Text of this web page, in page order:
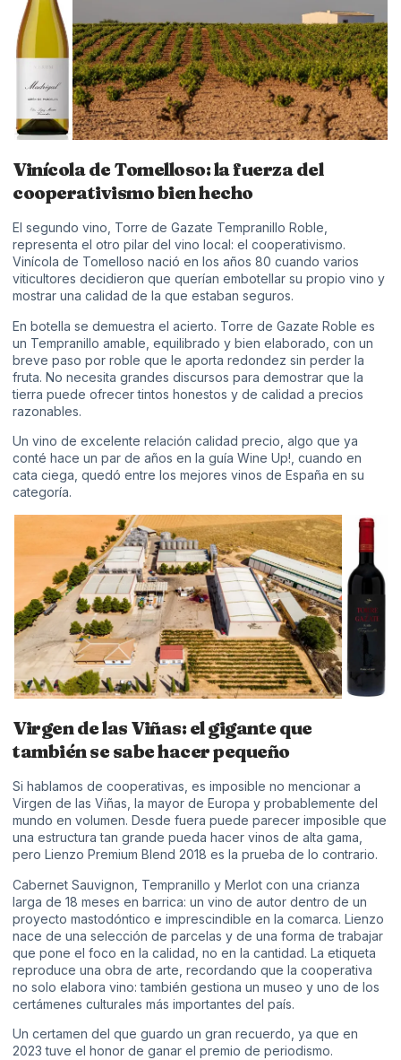
Vinícola de Tomelloso: la fuerza del
cooperativismo bien hecho
El segundo vino, Torre de Gazate Tempranillo Roble,
representa el otro pilar del vino local: el cooperativismo.
Vinícola de Tomelloso nació en los años 80 cuando varios
viticultores decidieron que querían embotellar su propio vino y
mostrar una calidad de la que estaban seguros.
En botella se demuestra el acierto. Torre de Gazate Roble es
un Tempranillo amable, equilibrado y bien elaborado, con un
breve paso por roble que le aporta redondez sin perder la
fruta. No necesita grandes discursos para demostrar que la
tierra puede ofrecer tintos honestos y de calidad a precios
razonables.
Un vino de excelente relación calidad precio, algo que ya
conté hace un par de años en la guía Wine Up!, cuando en
cata ciega, quedó entre los mejores vinos de España en su
categoría.
Virgen de las Viñas: el gigante que
también se sabe hacer pequeño
Si hablamos de cooperativas, es imposible no mencionar a
Virgen de las Viñas, la mayor de Europa y probablemente del
mundo en volumen. Desde fuera puede parecer imposible que
una estructura tan grande pueda hacer vinos de alta gama,
pero Lienzo Premium Blend 2018 es la prueba de lo contrario.
Cabernet Sauvignon, Tempranillo y Merlot con una crianza
larga de 18 meses en barrica: un vino de autor dentro de un
proyecto mastodóntico e imprescindible en la comarca. Lienzo
nace de una selección de parcelas y de una forma de trabajar
que pone el foco en la calidad, no en la cantidad. La etiqueta
reproduce una obra de arte, recordando que la cooperativa
no solo elabora vino: también gestiona un museo y uno de los
certámenes culturales más importantes del país.
Un certamen del que guardo un gran recuerdo, ya que en
2023 tuve el honor de ganar el premio de periodismo.